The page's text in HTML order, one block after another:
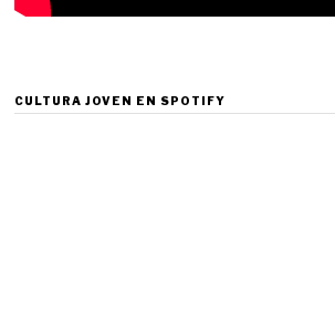
CULTURA JOVEN EN SPOTIFY